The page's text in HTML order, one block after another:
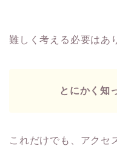
難しく考える必要はあ
とにかく知
これだけでも、アクセ